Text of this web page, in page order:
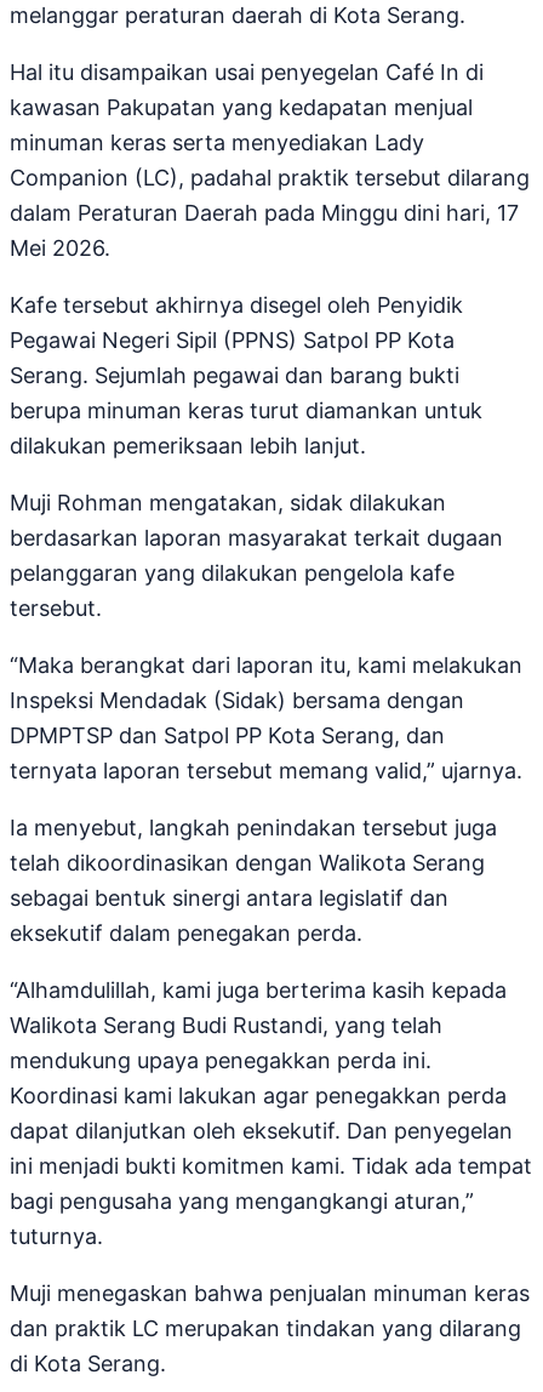
melanggar peraturan daerah di Kota Serang.
Hal itu disampaikan usai penyegelan Café In di
kawasan Pakupatan yang kedapatan menjual
minuman keras serta menyediakan Lady
Companion (LC), padahal praktik tersebut dilarang
dalam Peraturan Daerah pada Minggu dini hari, 17
Mei 2026.
Kafe tersebut akhirnya disegel oleh Penyidik
Pegawai Negeri Sipil (PPNS) Satpol PP Kota
Serang. Sejumlah pegawai dan barang bukti
berupa minuman keras turut diamankan untuk
dilakukan pemeriksaan lebih lanjut.
Muji Rohman mengatakan, sidak dilakukan
berdasarkan laporan masyarakat terkait dugaan
pelanggaran yang dilakukan pengelola kafe
tersebut.
“Maka berangkat dari laporan itu, kami melakukan
Inspeksi Mendadak (Sidak) bersama dengan
DPMPTSP dan Satpol PP Kota Serang, dan
ternyata laporan tersebut memang valid,” ujarnya.
Ia menyebut, langkah penindakan tersebut juga
telah dikoordinasikan dengan Walikota Serang
sebagai bentuk sinergi antara legislatif dan
eksekutif dalam penegakan perda.
“Alhamdulillah, kami juga berterima kasih kepada
Walikota Serang Budi Rustandi, yang telah
mendukung upaya penegakkan perda ini.
Koordinasi kami lakukan agar penegakkan perda
dapat dilanjutkan oleh eksekutif. Dan penyegelan
ini menjadi bukti komitmen kami. Tidak ada tempat
bagi pengusaha yang mengangkangi aturan,”
tuturnya.
Muji menegaskan bahwa penjualan minuman keras
dan praktik LC merupakan tindakan yang dilarang
di Kota Serang.